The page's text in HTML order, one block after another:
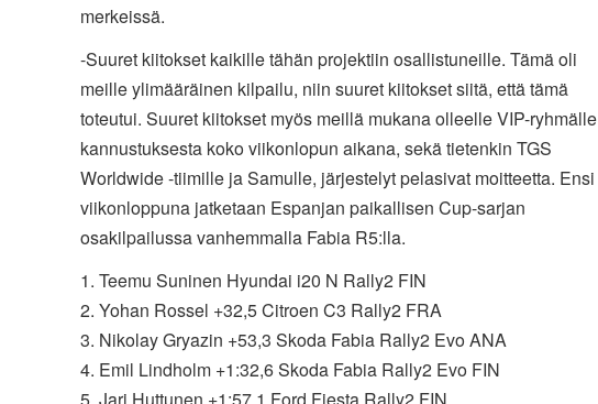
merkeissä.
-Suuret kiitokset kaikille tähän projektiin osallistuneille. Tämä oli
meille ylimääräinen kilpailu, niin suuret kiitokset siitä, että tämä
toteutui. Suuret kiitokset myös meillä mukana olleelle VIP-ryhmälle
kannustuksesta koko viikonlopun aikana, sekä tietenkin TGS
Worldwide -tiimille ja Samulle, järjestelyt pelasivat moitteetta. Ensi
viikonloppuna jatketaan Espanjan paikallisen Cup-sarjan
osakilpailussa vanhemmalla Fabia R5:lla.
1. Teemu Suninen Hyundai i20 N Rally2 FIN
2. Yohan Rossel +32,5 Citroen C3 Rally2 FRA
3. Nikolay Gryazin +53,3 Skoda Fabia Rally2 Evo ANA
4. Emil Lindholm +1:32,6 Skoda Fabia Rally2 Evo FIN
5. Jari Huttunen +1:57,1 Ford Fiesta Rally2 FIN